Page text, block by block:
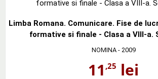
Limba Romana. Comunicare. Fise de
formative si finale - Clasa a VIII-a.
NOMINA- 2009
11 ,25 lei